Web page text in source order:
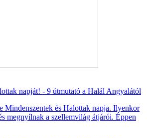
napját! - 9 útmutató a Halál Angyalától
Mindenszentek és Halottak napja. Ilyenkor
megnyílnak a szellemvilág átjárói. Éppen